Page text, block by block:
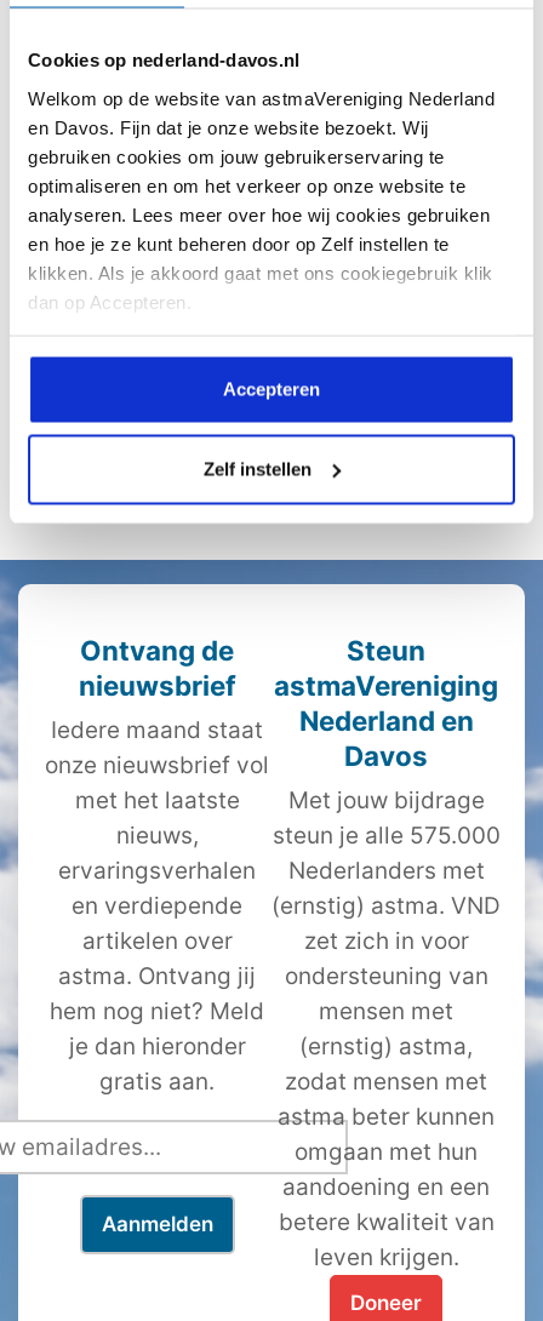
Cookies op nederland-davos.nl
Welkom op de website van astmaVereniging Nederland
en Davos. Fijn dat je onze website bezoekt. Wij
gebruiken cookies om jouw gebruikerservaring te
optimaliseren en om het verkeer op onze website te
analyseren. Lees meer over hoe wij cookies gebruiken
en hoe je ze kunt beheren door op Zelf instellen te
klikken. Als je akkoord gaat met ons cookiegebruik klik
dan op Accepteren.
Accepteren
Zelf instellen
Hoe kom je een hittegolf door als je astma
hebt?
Op het moment is het warm in
Nederland. Heb je astma, dan kan
dit...
Lees meer
Alle artikelen
Ontvang de
nieuwsbrief
Iedere maand staat
onze nieuwsbrief vol
met het laatste
nieuws,
ervaringsverhalen
en verdiepende
artikelen over
astma. Ontvang jij
hem nog niet? Meld
je dan hieronder
gratis aan.
Steun
astmaVereniging
Nederland en
Davos
Met jouw bijdrage
steun je alle 575.000
Nederlanders met
(ernstig) astma. VND
zet zich in voor
ondersteuning van
mensen met
(ernstig) astma,
zodat mensen met
astma beter kunnen
omgaan met hun
aandoening en een
betere kwaliteit van
leven krijgen.
Doneer